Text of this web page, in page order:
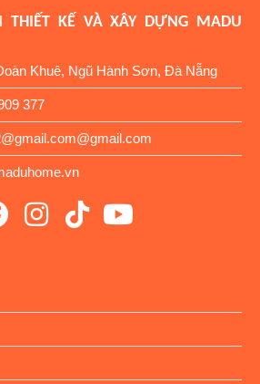
THIẾT KẾ VÀ XÂY DỰNG MADU
Khuê, Ngũ Hành Sơn, Đà Nẵng
377